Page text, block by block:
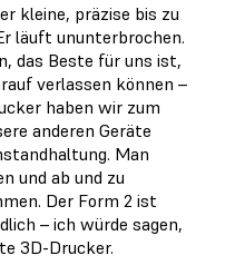
kleine, präzise bis zu
läuft ununterbrochen.
das Beste für uns ist,
verlassen können –
haben wir zum
anderen Geräte
Man
und ab und zu
Der Form 2 ist
– ich würde sagen,
3D-Drucker.